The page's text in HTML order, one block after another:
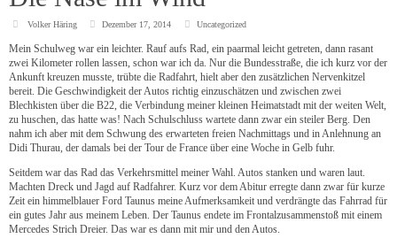
Volker Häring Dezember 17, 2014 Uncategorized
Mein Schulweg war ein leichter. Rauf aufs Rad, ein paarmal leicht getreten, dann rasant
zwei Kilometer rollen lassen, schon war ich da. Nur die Bundesstraße, die ich kurz vor der
Ankunft kreuzen musste, trübte die Radfahrt, hielt aber den zusätzlichen Nervenkitzel
bereit. Die Geschwindigkeit der Autos richtig einzuschätzen und zwischen zwei
Blechkisten über die B22, die Verbindung meiner kleinen Heimatstadt mit der weiten Welt,
zu huschen, das hatte was! Nach Schulschluss wartete dann zwar ein steiler Berg. Den
nahm ich aber mit dem Schwung des erwarteten freien Nachmittags und in Anlehnung an
Didi Thurau, der damals bei der Tour de France über eine Woche in Gelb fuhr.
Seitdem war das Rad das Verkehrsmittel meiner Wahl. Autos stanken und waren laut.
Machten Dreck und Jagd auf Radfahrer. Kurz vor dem Abitur erregte dann zwar für kurze
Zeit ein himmelblauer Ford Taunus meine Aufmerksamkeit und verdrängte das Fahrrad für
ein gutes Jahr aus meinem Leben. Der Taunus endete im Frontalzusammenstoß mit einem
Mercedes Strich Dreier. Das war es dann mit mir und den Autos.